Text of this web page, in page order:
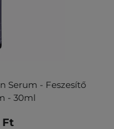
Serum - Feszesítő
- 30ml
Ft